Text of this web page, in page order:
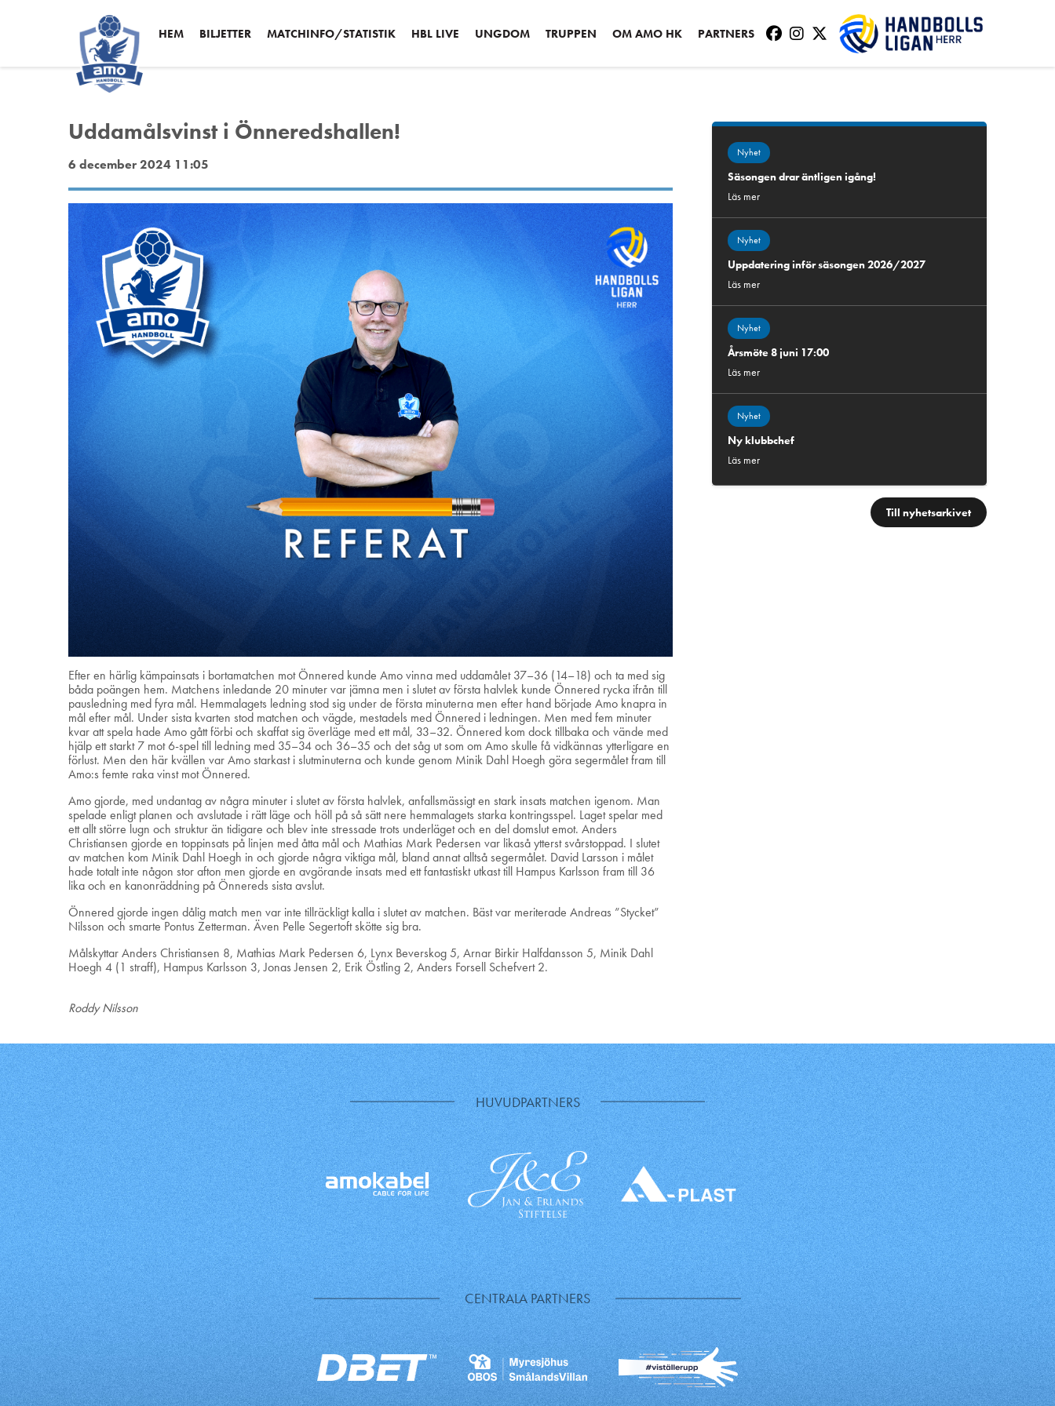
HEM BILJETTER MATCHINFO/STATISTIK HBL LIVE UNGDOM TRUPPEN OM AMO HK PARTNERS
Uddamålsvinst i Önneredshallen!
6 december 2024 11:05
Efter en härlig kämpainsats i bortamatchen mot Önnered kunde Amo vinna med uddamålet 37–36 (14–18) och ta med sig
båda poängen hem. Matchens inledande 20 minuter var jämna men i slutet av första halvlek kunde Önnered rycka ifrån till
pausledning med fyra mål. Hemmalagets ledning stod sig under de första minuterna men efter hand började Amo knapra in
mål efter mål. Under sista kvarten stod matchen och vägde, mestadels med Önnered i ledningen. Men med fem minuter
kvar att spela hade Amo gått förbi och skaffat sig överläge med ett mål, 33–32. Önnered kom dock tillbaka och vände med
hjälp ett starkt 7 mot 6-spel till ledning med 35–34 och 36–35 och det såg ut som om Amo skulle få vidkännas ytterligare en
förlust. Men den här kvällen var Amo starkast i slutminuterna och kunde genom Minik Dahl Hoegh göra segermålet fram till
Amo:s femte raka vinst mot Önnered.
Amo gjorde, med undantag av några minuter i slutet av första halvlek, anfallsmässigt en stark insats matchen igenom. Man
spelade enligt planen och avslutade i rätt läge och höll på så sätt nere hemmalagets starka kontringsspel. Laget spelar med
ett allt större lugn och struktur än tidigare och blev inte stressade trots underläget och en del domslut emot. Anders
Christiansen gjorde en toppinsats på linjen med åtta mål och Mathias Mark Pedersen var likaså ytterst svårstoppad. I slutet
av matchen kom Minik Dahl Hoegh in och gjorde några viktiga mål, bland annat alltså segermålet. David Larsson i målet
hade totalt inte någon stor afton men gjorde en avgörande insats med ett fantastiskt utkast till Hampus Karlsson fram till 36
lika och en kanonräddning på Önnereds sista avslut.
Önnered gjorde ingen dålig match men var inte tillräckligt kalla i slutet av matchen. Bäst var meriterade Andreas ”Stycket”
Nilsson och smarte Pontus Zetterman. Även Pelle Segertoft skötte sig bra.
Målskyttar Anders Christiansen 8, Mathias Mark Pedersen 6, Lynx Beverskog 5, Arnar Birkir Halfdansson 5, Minik Dahl
Hoegh 4 (1 straff), Hampus Karlsson 3, Jonas Jensen 2, Erik Östling 2, Anders Forsell Schefvert 2.
Roddy Nilsson
Nyhet
Säsongen drar äntligen igång!
Läs mer
Nyhet
Uppdatering inför säsongen 2026/2027
Läs mer
Nyhet
Årsmöte 8 juni 17:00
Läs mer
Nyhet
Ny klubbchef
Läs mer
Till nyhetsarkivet
HUVUDPARTNERS
CENTRALA PARTNERS